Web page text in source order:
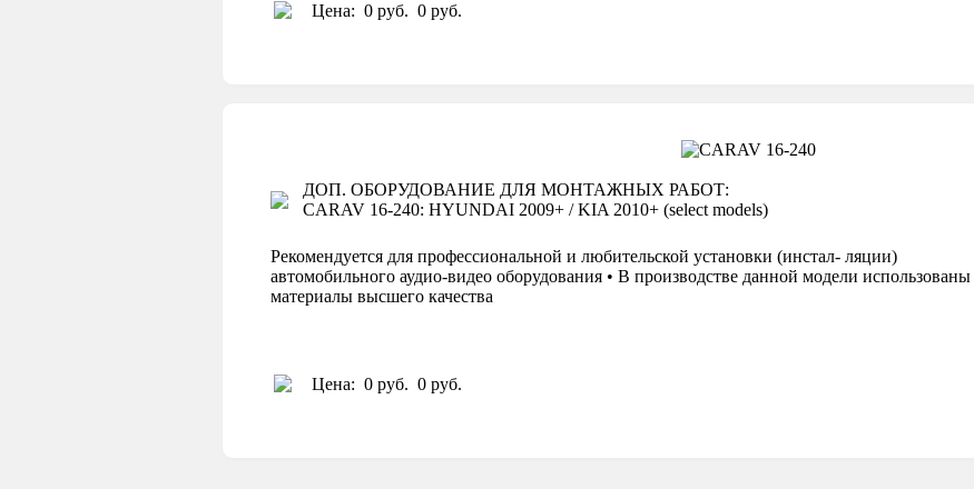
Цена: 0 руб. 0 руб.
ДОП. ОБОРУДОВАНИЕ ДЛЯ МОНТАЖНЫХ РАБОТ:
CARAV 16-240: HYUNDAI 2009+ / KIA 2010+ (select models)
Рекомендуется для профессиональной и любительской установки (инстал- ляции)
автомобильного аудио-видео оборудования • В производстве данной модели использованы
материалы высшего качества
Цена: 0 руб. 0 руб.